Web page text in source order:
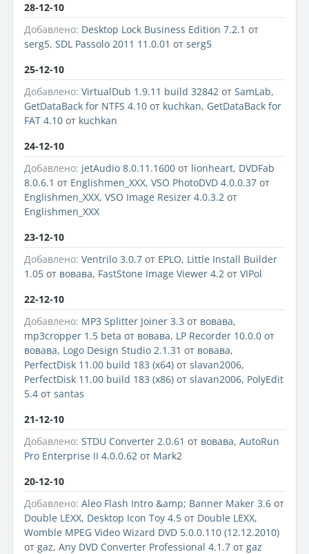
28-12-10
Добавлено: Desktop Lock Business Edition 7.2.1 от
serg5, SDL Passolo 2011 11.0.01 от serg5
25-12-10
Добавлено: VirtualDub 1.9.11 build 32842 от SamLab,
GetDataBack for NTFS 4.10 от kuchkan, GetDataBack for
FAT 4.10 от kuchkan
24-12-10
Добавлено: jetAudio 8.0.11.1600 от lionheart, DVDFab
8.0.6.1 от Englishmen_XXX, VSO PhotoDVD 4.0.0.37 от
Englishmen_XXX, VSO Image Resizer 4.0.3.2 от
Englishmen_XXX
23-12-10
Добавлено: Ventrilo 3.0.7 от EPLO, Little Install Builder
1.05 от вовава, FastStone Image Viewer 4.2 от VIPol
22-12-10
Добавлено: MP3 Splitter Joiner 3.3 от вовава,
mp3cropper 1.5 beta от вовава, LP Recorder 10.0.0 от
вовава, Logo Design Studio 2.1.31 от вовава,
PerfectDisk 11.00 build 183 (х64) от slavan2006,
PerfectDisk 11.00 build 183 (х86) от slavan2006, PolyEdit
5.4 от santas
21-12-10
Добавлено: STDU Converter 2.0.61 от вовава, AutoRun
Pro Enterprise II 4.0.0.62 от Mark2
20-12-10
Добавлено: Aleo Flash Intro &amp; Banner Maker 3.6 от
Double LEXX, Desktop Icon Toy 4.5 от Double LEXX,
Womble MPEG Video Wizard DVD 5.0.0.110 (12.12.2010)
от gaz, Any DVD Converter Professional 4.1.7 от gaz